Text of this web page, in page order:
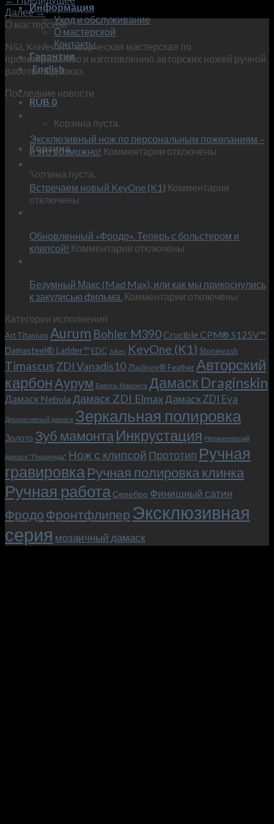
Информация
Уход и обслуживание
О мастерской
Контакты
Гарантия
English
RUB 0
Корзина пуста.
Корзина
Корзина пуста.
Далее→
О мастерской
N&L Knives это творческая мастерская по
проектированию и изготовлению авторских ножей ручной
работы под заказ.
Последние новости
Окт
Эксклюзивный нож по персональным пожеланиям –
и это возможно! Комментарии к
нож
–
и
отключены
Сен
Встречаем новый KeyOne (K1) Комментарии
KeyOne
отключены
Обновленный «Фродо». Теперь с больстером и
клипсой! Комментарии к
«Фродо».
Теперь
и
клипсой!
отключены
Безумный Макс (Mad Max), или как мы прикоснулись
к закулисью фильма. Комментарии к
Макс
(Mad
Max),
или
как
мы
прикоснулись
к
фильма.
отключены
Категории исполнения
Art Titanium Aurum Bohler M390Crucible CPM® S125V™
Damasteel® Ladder™ EDC Joker KeyOne (K1) Stonewash
Timascus ZDI Vanadis10 Zladinox® FeatherАвторский
карбонАурум Бивень Мамонта Дамаск Draginskin
Дамаск Nebula Дамаск ZDI Elmax Дамаск ZDI Eva
Декоративный дамаск Зеркальная полировка
Золото Зуб мамонтаИнкрустация Нержавеющий
дамаск "Пирамида" Нож с клипсой Прототип Ручная
гравировкаРучная полировка клинка
Ручная работа Серебро Финишный сатин
Фродо Фронтфлипер Эксклюзивная
серия мозаичный дамаск